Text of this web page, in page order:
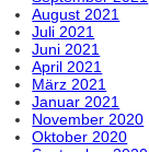
August 2021
Juli 2021
Juni 2021
April 2021
März 2021
Januar 2021
November 2020
Oktober 2020